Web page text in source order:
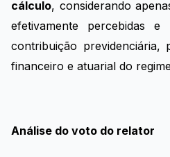
cálculo, considerando
efetivamente percebidas
contribuição previdenciária,
financeiro e atuarial do
Análise do voto do relator